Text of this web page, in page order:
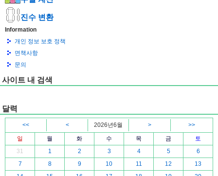
진수 변환
Information
개인 정보 보호 정책
면책사항
문의
사이트 내 검색
달력
<< < 2026년6월 >
>>
일
월 화 수 목 금
토
31
1 2 3 4 5
6
7
8 9 10 11 12
13